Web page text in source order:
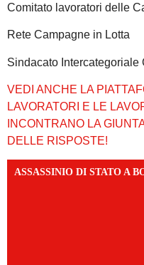
Comitato lavoratori delle
Rete Campagne in Lotta
Sindacato Intercategoriale
VEDI ANCHE LA
LAVORATORI E LE
INCONTRANO LA
DELLE RISPOSTE!
ASSASSINIO DI STATO A